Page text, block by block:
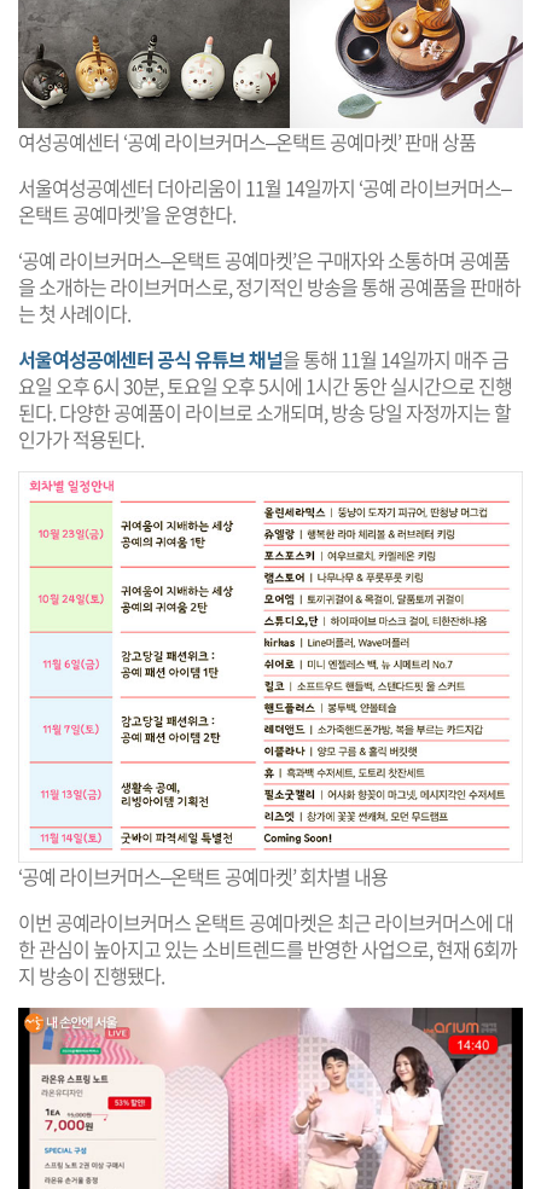
여성공예센터 ‘공예 라이브커머스–온택트 공예마켓’ 판매 상품
서울여성공예센터 더아리움이 11월 14일까지 ‘공예 라이브커머스–
온택트 공예마켓’을 운영한다.
‘공예 라이브커머스–온택트 공예마켓’은 구매자와 소통하며 공예품
을 소개하는 라이브커머스로, 정기적인 방송을 통해 공예품을 판매하
는 첫 사례이다.
서울여성공예센터 공식 유튜브 채널을 통해 11월 14일까지 매주 금
요일 오후 6시 30분, 토요일 오후 5시에 1시간 동안 실시간으로 진행
된다. 다양한 공예품이 라이브로 소개되며, 방송 당일 자정까지는 할
인가가 적용된다.
‘공예 라이브커머스–온택트 공예마켓’ 회차별 내용
이번 공예라이브커머스 온택트 공예마켓은 최근 라이브커머스에 대
한 관심이 높아지고 있는 소비트렌드를 반영한 사업으로, 현재 6회까
지 방송이 진행됐다.